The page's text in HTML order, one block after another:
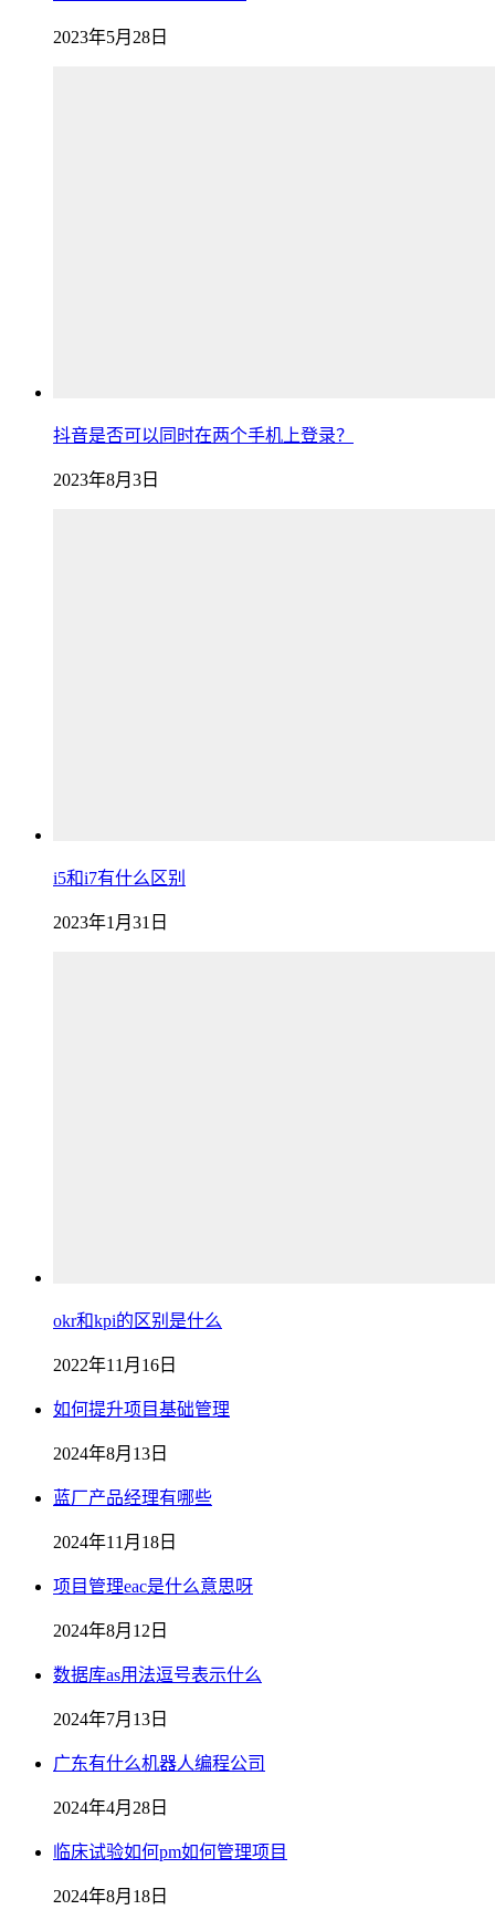
2023年5月28日
抖音是否可以同时在两个手机上登录？
2023年8月3日
i5和i7有什么区别
2023年1月31日
okr和kpi的区别是什么
2022年11月16日
如何提升项目基础管理
2024年8月13日
蓝厂产品经理有哪些
2024年11月18日
项目管理eac是什么意思呀
2024年8月12日
数据库as用法逗号表示什么
2024年7月13日
广东有什么机器人编程公司
2024年4月28日
临床试验如何pm如何管理项目
2024年8月18日